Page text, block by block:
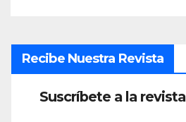
Recibe Nuestra Revista
Suscríbete a la revista